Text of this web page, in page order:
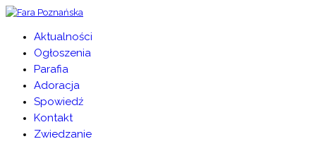
Aktualności
Ogłoszenia
Parafia
Adoracja
Spowiedź
Kontakt
Zwiedzanie